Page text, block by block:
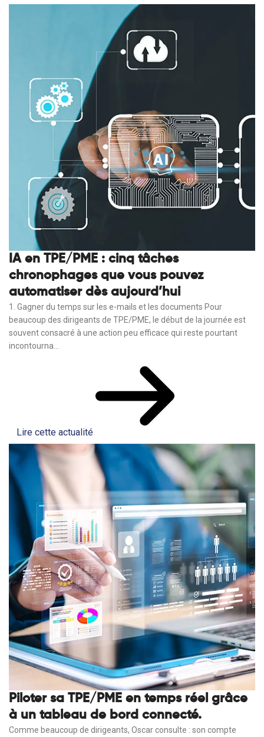
IA en TPE/PME : cinq tâches
chronophages que vous pouvez
automatiser dès aujourd’hui
1. Gagner du temps sur les e-mails et les documents Pour
beaucoup des dirigeants de TPE/PME, le début de la journée est
souvent consacré à une action peu efficace qui reste pourtant
incontourna...
Lire cette actualité
Piloter sa TPE/PME en temps réel grâce
à un tableau de bord connecté.
Comme beaucoup de dirigeants, Oscar consulte : son compte